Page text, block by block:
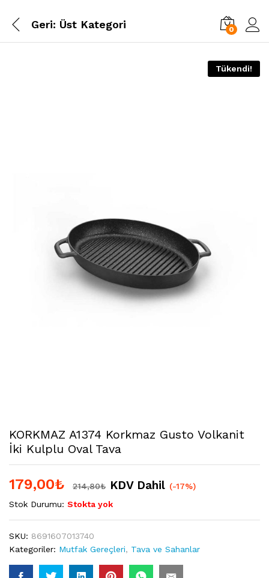
Geri: Üst Kategori 0
Tükendi!
KORKMAZ A1374 Korkmaz Gusto Volkanit
İki Kulplu Oval Tava
179,00₺ 214,80₺ KDV Dahil (-17%)
Stok Durumu: Stokta yok
SKU: 8691607013740
Kategoriler: Mutfak Gereçleri, Tava ve Sahanlar